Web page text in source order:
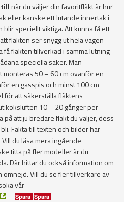
tillnär du väljer din favoritfläkt är hur
eller kanske ett lutande innertak i
speciellt viktiga. Att kunna få ett
fläkten ser snygg ut hela vägen
få fläkten tillverkad i samma lutning
speciella saker. Man
50 – 60 cm ovanför en
en gasspis och minst 100 cm
för att säkerställa fläktens
köksluften 10 – 20 gånger per
på att ju bredare fläkt du väljer, dess
Fakta till texten och bilder har
Vill du läsa mera ingående
titta på fler modeller är du
Där hittar du också information om
Vill du se fler tillverkare av
vår
Spara Spara